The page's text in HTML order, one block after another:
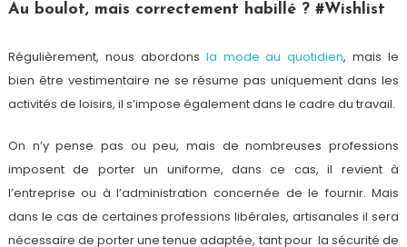
Au boulot, mais correctement habillé ? #Wishlist
Régulièrement, nous abordons la mode au quotidien, mais le
bien être vestimentaire ne se résume pas uniquement dans les
activités de loisirs, il s’impose également dans le cadre du travail.
On n’y pense pas ou peu, mais de nombreuses professions
imposent de porter un uniforme, dans ce cas, il revient à
l’entreprise ou à l’administration concernée de le fournir. Mais
dans le cas de certaines professions libérales, artisanales il sera
nécessaire de porter une tenue adaptée, tant pour la sécurité de